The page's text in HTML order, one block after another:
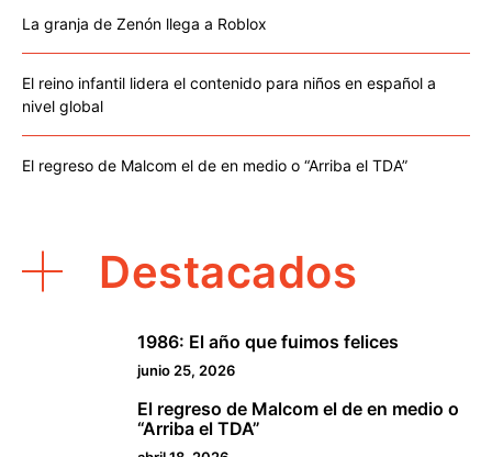
La granja de Zenón llega a Roblox
El reino infantil lidera el contenido para niños en español a
nivel global
El regreso de Malcom el de en medio o “Arriba el TDA”
Destacados
1986: El año que fuimos felices
junio 25, 2026
El regreso de Malcom el de en medio o
“Arriba el TDA”